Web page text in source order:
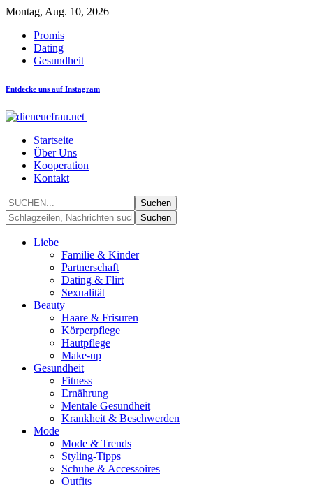
Montag, Aug. 10, 2026
Promis
Dating
Gesundheit
Entdecke uns auf Instagram
Startseite
Über Uns
Kooperation
Kontakt
Liebe
Familie & Kinder
Partnerschaft
Dating & Flirt
Sexualität
Beauty
Haare & Frisuren
Körperpflege
Hautpflege
Make-up
Gesundheit
Fitness
Ernährung
Mentale Gesundheit
Krankheit & Beschwerden
Mode
Mode & Trends
Styling-Tipps
Schuhe & Accessoires
Outfits